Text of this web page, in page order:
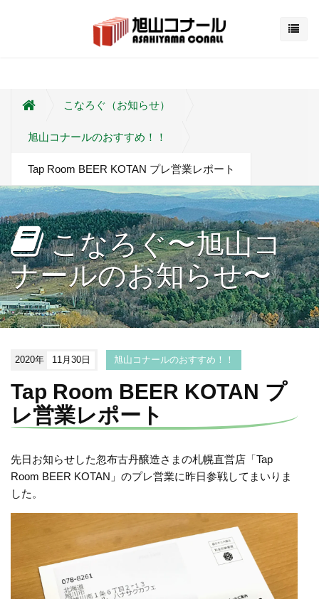
こなろぐ（お知らせ）
旭山コナールのおすすめ！！
Tap Room BEER KOTAN プレ営業レポート
こなろぐ〜旭山コ
ナールのお知らせ〜
2020年 11月30日 旭山コナールのおすすめ！！
Tap Room BEER KOTAN プ
レ営業レポート
先日お知らせした忽布古丹醸造さまの札幌直営店「Tap
Room BEER KOTAN」のプレ営業に昨日参戦してまいりま
した。